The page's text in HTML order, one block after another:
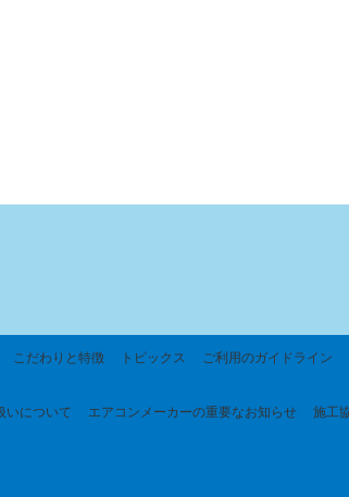
こだわりと特徴 トピックス ご利用のガイドライン
いについて エアコンメーカーの重要なお知らせ 施工